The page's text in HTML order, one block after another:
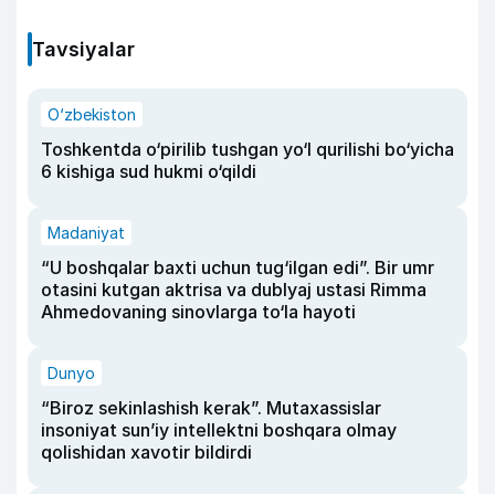
Tavsiyalar
O‘zbekiston
Toshkentda o‘pirilib tushgan yo‘l qurilishi bo‘yicha
6 kishiga sud hukmi o‘qildi
Madaniyat
“U boshqalar baxti uchun tug‘ilgan edi”. Bir umr
otasini kutgan aktrisa va dublyaj ustasi Rimma
Ahmedovaning sinovlarga to‘la hayoti
Dunyo
“Biroz sekinlashish kerak”. Mutaxassislar
insoniyat sun’iy intellektni boshqara olmay
qolishidan xavotir bildirdi